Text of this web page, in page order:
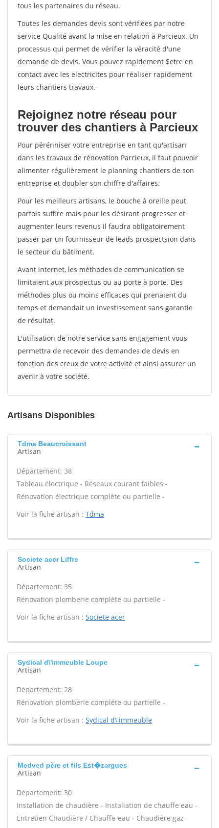
tous les partenaires du réseau.
Toutes les demandes devis sont vérifiées par notre
service Qualité avant la mise en relation à Parcieux. Un
processus qui permet de vérifier la véracité d'une
demande de devis. Vous pouvez rapidement $etre en
contact avec les electricites pour réaliser rapidement
leurs chantiers travaux.
Rejoignez notre réseau pour
trouver des chantiers à Parcieux
Pour pérénniser votre entreprise en tant qu'artisan
dans les travaux de rénovation Parcieux, il faut pouvoir
alimenter régulièrement le planning chantiers de son
entreprise et doubler son chiffre d'affaires.
Pour les meilleurs artisans, le bouche à oreille peut
parfois suffire mais pour les désirant progresser et
augmenter leurs revenus il faudra obligatoirement
passer par un fournisseur de leads prospectsion dans
le secteur du bâtiment.
Avant internet, les méthodes de communication se
limitaient aux prospectus ou au porte à porte. Des
méthodes plus ou moins efficaces qui prenaient du
temps et demandait un investissement sans garantie
de résultat.
L'utilisation de notre service sans engagement vous
permettra de recevoir des demandes de devis en
fonction des creux de votre activité et ainsi assurer un
avenir à votre société.
Artisans Disponibles
Tdma Beaucroissant
Artisan
Département: 38
Tableau électrique - Réseaux courant faibles -
Rénovation électrique complète ou partielle -
Voir la fiche artisan : Tdma
Societe acer Liffre
Artisan
Département: 35
Rénovation plomberie complète ou partielle -
Voir la fiche artisan : Societe acer
Sydical d\'immeuble Loupe
Artisan
Département: 28
Rénovation plomberie complète ou partielle -
Voir la fiche artisan : Sydical d\'immeuble
Medved père et fils Est�zargues
Artisan
Département: 30
Installation de chaudière - Installation de chauffe eau -
Entretien Chaudière / Chauffe-eau - Chaudière gaz -